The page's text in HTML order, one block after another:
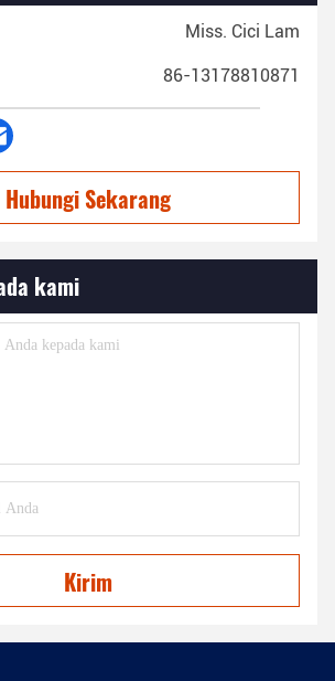
Miss. Cici Lam
86-13178810871
Hubungi Sekarang
kami
Kirim